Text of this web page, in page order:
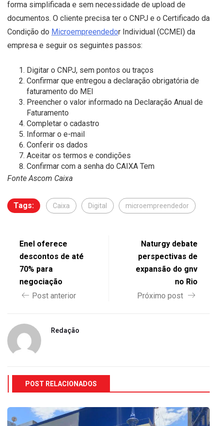
forma simplificada e sem necessidade de upload de
documentos. O cliente precisa ter o CNPJ e o Certificado da
Condição do Microempreendedor Individual (CCMEI) da
empresa e seguir os seguintes passos:
Digitar o CNPJ, sem pontos ou traços
Confirmar que entregou a declaração obrigatória de
faturamento do MEI
Preencher o valor informado na Declaração Anual de
Faturamento
Completar o cadastro
Informar o e-mail
Conferir os dados
Aceitar os termos e condições
Confirmar com a senha do CAIXA Tem
Fonte Ascom Caixa
Tags: Caixa Digital microempreendedor
Enel oferece
descontos de até
70% para
negociação
Post anterior
Naturgy debate
perspectivas de
expansão do gnv
no Rio
Próximo post
Redação
POST RELACIONADOS